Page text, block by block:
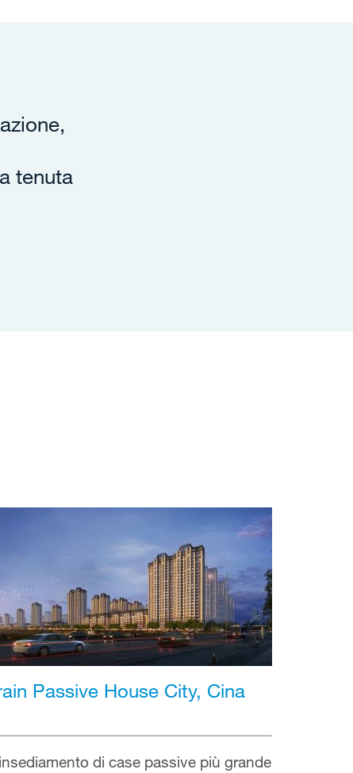
tenuta
Passive House City, Cina
di case passive più grande